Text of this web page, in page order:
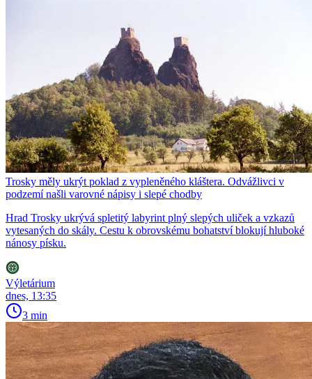
Trosky měly ukrýt poklad z vypleněného kláštera. Odvážlivci v
podzemí našli varovné nápisy i slepé chodby
Hrad Trosky ukrývá spletitý labyrint plný slepých uliček a vzkazů
vytesaných do skály. Cestu k obrovskému bohatství blokují hluboké
nánosy písku.
Výletárium
dnes, 13:35
3 min